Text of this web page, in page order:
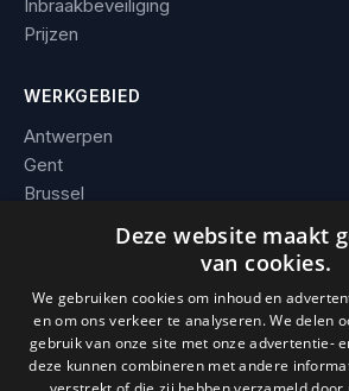
Inbraakbeveiliging
Prijzen
WERKGEBIED
Antwerpen
Gent
Brussel
Alle steden →
BEDRIJF
Contact
Werkgebied
Deze website maakt
van cookies.
We gebruiken cookies om inhoud en
en om ons verkeer te analyseren. We delen
gebruik van onze site met onze advertentie-
deze kunnen combineren met andere